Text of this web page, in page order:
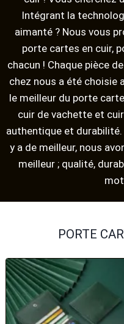
Intégrant la
aimanté ? Nous vous
porte cartes en cuir,
chacun ! Chaque pièce
chez nous a été choisie
le meilleur du porte
cuir de vachette et
authentique et durabilité.
y a de meilleur, nous
meilleur ; qualité,
PORTE